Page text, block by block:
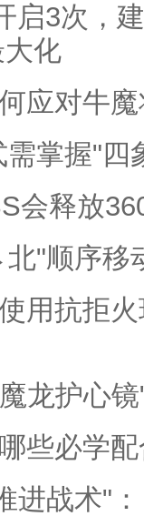
启3次，
化
应对牛
掌握"四
会释放
"顺序移
用抗拒
龙护心
些必学
进战术"：